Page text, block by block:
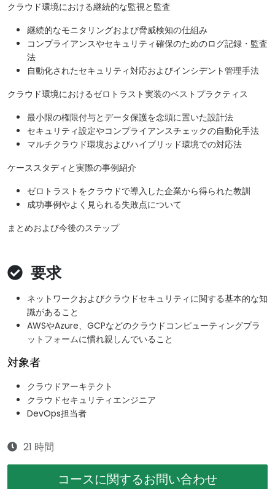
クラウド環境における継続的な監視と監査
継続的なモニタリングおよび脅威検知の仕組み
コンプライアンスやセキュリティ確保のためのログ記録・監査
法
自動化されたセキュリティ対応およびインシデント管理手法
クラウド環境におけるゼロトラスト実装のベストプラクティス
最小限の権限付与とデータ保護を念頭に置いた設計法
セキュリティ設定やコンプライアンスチェックの自動化手法
マルチクラウド環境およびハイブリッド環境での対応法
ケーススタディと実際の事例紹介
ゼロトラストをクラウドで導入した企業から得られた教訓
成功事例やよく見られる失敗点について
まとめおよび今後のステップ
要求
ネットワークおよびクラウドセキュリティに関する基本的な知
識があること
AWSやAzure、GCPなどのクラウドコンピューティングプラ
ットフォームに慣れ親しんでいること
対象者
クラウドアーキテクト
クラウドセキュリティエンジニア
DevOps担当者
21 時間
コースに関するお問い合わせ